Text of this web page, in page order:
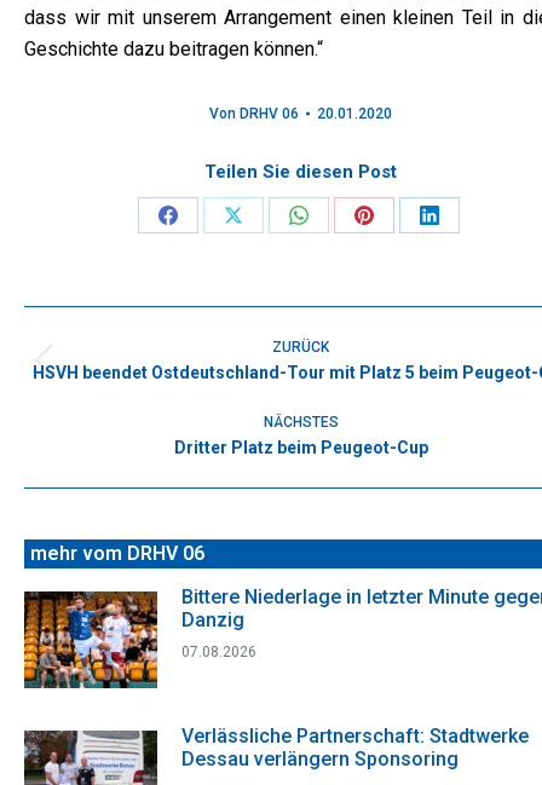
dass wir mit unserem Arrangement einen kleinen Teil in
Geschichte dazu beitragen können.“
Von DRHV 06 20.01.2020
Teilen Sie diesen Post
Share
Facebook
Share
X
Share
WhatsApp
Share
Pinterest
Share
LinkedIn
ZURÜCK
Vorheriger
HSVH beendet Ostdeutschland-Tour mit Platz 5 beim Peugeot-
NÄCHSTES
Nächster
Dritter Platz beim Peugeot-Cup
mehr vom DRHV 06
Bittere Niederlage in letzter Minute
Danzig
07.08.2026
Verlässliche Partnerschaft: Stadtwerke
Dessau verlängern Sponsoring